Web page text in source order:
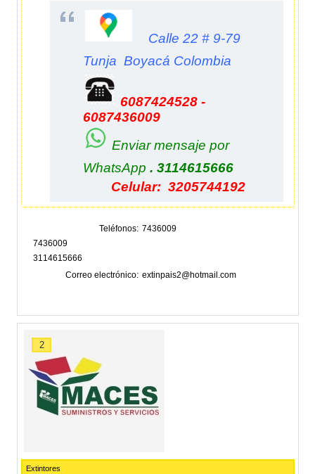
Calle 22 # 9-79
Tunja Boyacá Colombia
6087424528 -
6087436009
Enviar mensaje por
WhatsApp . 3114615666
Celular: 3205744192
Teléfonos
7436009
7436009
3114615666
Correo electrónico
extinpais2@hotmail.com
2
Extintores